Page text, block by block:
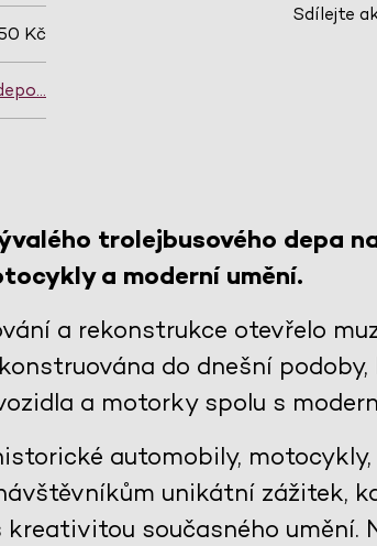
Kč
Sdílejte
trolejbusového depa
a moderní umění.
a rekonstrukce otevřelo
do dnešní
a motorky spolu s
automobily,
unikátní zážitek,
současného umění.